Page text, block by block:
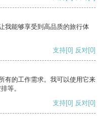
我能够享受到高品质的旅行体
支持[0] 反对[0]
有的工作需求。我可以使用它来
等。
支持[0] 反对[0]